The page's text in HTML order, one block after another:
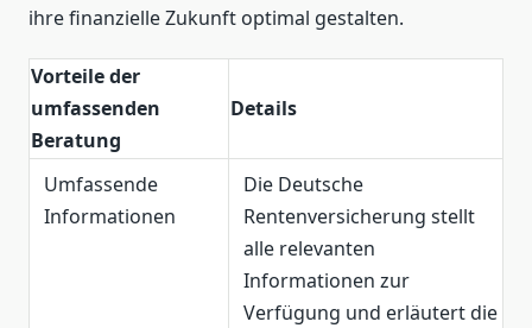
ihre finanzielle Zukunft optimal gestalten.
Vorteile der
umfassenden
Beratung
Details
Umfassende
Informationen
Die Deutsche
Rentenversicherung stellt
alle relevanten
Informationen zur
Verfügung und erläutert die